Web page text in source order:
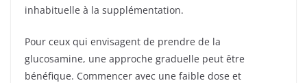
inhabituelle à la supplémentation.
Pour ceux qui envisagent de prendre de la
glucosamine, une approche graduelle peut être
bénéfique. Commencer avec une faible dose et